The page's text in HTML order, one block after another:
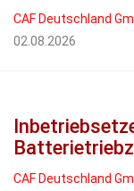
CAF Deutschland
02.08.2026
CAF Deutschland